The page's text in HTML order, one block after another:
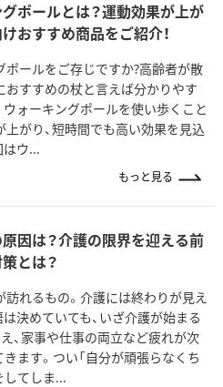
ポールとは？運動効果が上が
おすすめ商品をご紹介！
ポールをご存じですか?高齢者が散
おすすめの杖と言えば分かりやす
ウォーキングポールを使い歩くこと
上がり、短時間でも高い効果を見込
はウ...
もっと見る
因は？介護の限界を迎える前
とは？
訪れるもの。介護には終わりが見え
は決めていても、いざ介護が始まる
え、家事や仕事の両立など疲れが次
ます。つい「自分が頑張らなくち
してしま...